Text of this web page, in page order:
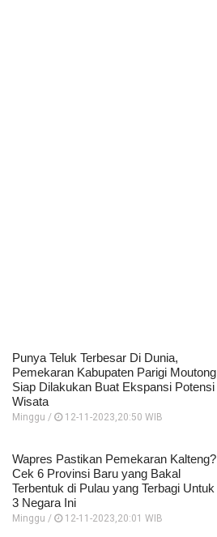
Punya Teluk Terbesar Di Dunia,
Pemekaran Kabupaten Parigi Moutong
Siap Dilakukan Buat Ekspansi Potensi
Wisata
Minggu / 12-11-2023,20:50 WIB
Wapres Pastikan Pemekaran Kalteng?
Cek 6 Provinsi Baru yang Bakal
Terbentuk di Pulau yang Terbagi Untuk
3 Negara Ini
Minggu / 12-11-2023,20:01 WIB